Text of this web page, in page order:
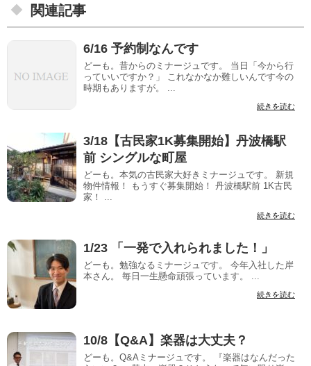
関連記事
6/16 予約制なんです
どーも。昔からのミナージュです。 当日「今から行
っていいですか？」 これなかなか難しいんです今の
時期もありますが。 ...
続きを読む
3/18【古民家1K募集開始】丹波橋駅
前 シングルな町屋
どーも。本気の古民家大好きミナージュです。 新規
物件情報！ もうすぐ募集開始！ 丹波橋駅前 1K古民
家！ ...
続きを読む
1/23 「一発で入れられました！」
どーも。勉強なるミナージュです。 今年入社した岸
本さん。 毎日一生懸命頑張っています。 ...
続きを読む
10/8【Q&A】楽器は大丈夫？
どーも。Q&Aミナージュです。 『楽器はなんだった